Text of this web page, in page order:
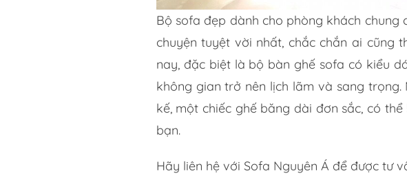
Bộ sofa đẹp dành cho phòng khách
chuyện tuyệt vời nhất, chắc chắn ai cũng
nay, đặc biệt là bộ bàn ghế sofa có kiểu
không gian trở nên lịch lãm và sang
kế, một chiếc ghế băng dài đơn sắc, có
bạn.
Hãy liên hệ với Sofa Nguyên Á để được tư